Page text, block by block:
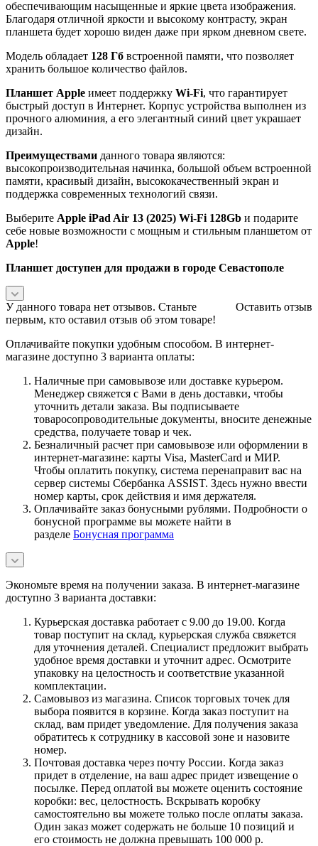
обеспечивающим насыщенные и яркие цвета изображения.
Благодаря отличной яркости и высокому контрасту, экран
планшета будет хорошо виден даже при ярком дневном свете.
Модель обладает 128 Гб встроенной памяти, что позволяет
хранить большое количество файлов.
Планшет Apple имеет поддержку Wi-Fi, что гарантирует
быстрый доступ в Интернет. Корпус устройства выполнен из
прочного алюминия, а его элегантный синий цвет украшает
дизайн.
Преимуществами данного товара являются:
высокопроизводительная начинка, большой объем встроенной
памяти, красивый дизайн, высококачественный экран и
поддержка современных технологий связи.
Выберите Apple iPad Air 13 (2025) Wi-Fi 128Gb и подарите
себе новые возможности с мощным и стильным планшетом от
Apple!
Планшет доступен для продажи в городе Севастополе
Оставить отзыв
У данного товара нет отзывов. Станьте
первым, кто оставил отзыв об этом товаре!
Оплачивайте покупки удобным способом. В интернет-
магазине доступно 3 варианта оплаты:
Наличные при самовывозе или доставке курьером.
Менеджер свяжется с Вами в день доставки, чтобы
уточнить детали заказа. Вы подписываете
товаросопроводительные документы, вносите денежные
средства, получаете товар и чек.
Безналичный расчет при самовывозе или оформлении в
интернет-магазине: карты Visa, MasterCard и МИР.
Чтобы оплатить покупку, система перенаправит вас на
сервер системы Сбербанка ASSIST. Здесь нужно ввести
номер карты, срок действия и имя держателя.
Оплачивайте заказ бонусными рублями. Подробности о
бонусной программе вы можете найти в
разделе Бонусная программа
Экономьте время на получении заказа. В интернет-магазине
доступно 3 варианта доставки:
Курьерская доставка работает с 9.00 до 19.00. Когда
товар поступит на склад, курьерская служба свяжется
для уточнения деталей. Специалист предложит выбрать
удобное время доставки и уточнит адрес. Осмотрите
упаковку на целостность и соответствие указанной
комплектации.
Самовывоз из магазина. Список торговых точек для
выбора появится в корзине. Когда заказ поступит на
склад, вам придет уведомление. Для получения заказа
обратитесь к сотруднику в кассовой зоне и назовите
номер.
Почтовая доставка через почту России. Когда заказ
придет в отделение, на ваш адрес придет извещение о
посылке. Перед оплатой вы можете оценить состояние
коробки: вес, целостность. Вскрывать коробку
самостоятельно вы можете только после оплаты заказа.
Один заказ может содержать не больше 10 позиций и
его стоимость не должна превышать 100 000 р.